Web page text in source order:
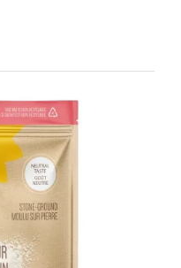
DÉTAILS